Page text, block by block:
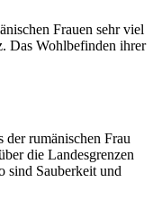
Frauen sehr viel
Das Wohlbefinden ihrer
rumänischen Frau
die Landesgrenzen
sind Sauberkeit und